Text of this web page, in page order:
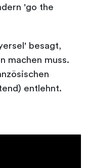
'go the
besagt,
machen muss.
entlehnt.